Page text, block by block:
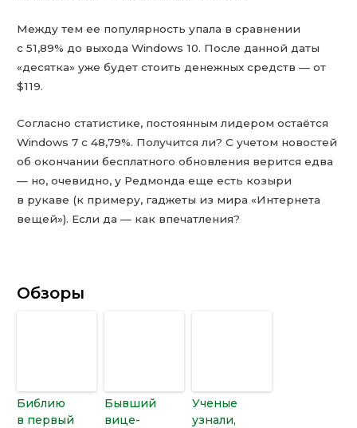
Между тем ее популярность упала в сравнении
с 51,89% до выхода Windows 10. После данной даты
«десятка» уже будет стоить денежных средств — от
$119.
Согласно статистике, постоянным лидером остаётся
Windows 7 с 48,79%. Получится ли? С учетом новостей
об окончании бесплатного обновления верится едва
— но, очевидно, у Редмонда еще есть козыри
в рукаве (к примеру, гаджеты из мира «Интернета
вещей»). Если да — как впечатления?
Обзоры
Библию
в первый
Бывший
вице-
Ученые
узнали,